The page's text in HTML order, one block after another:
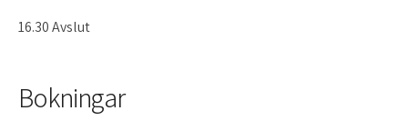
16.30 Avslut
Bokningar